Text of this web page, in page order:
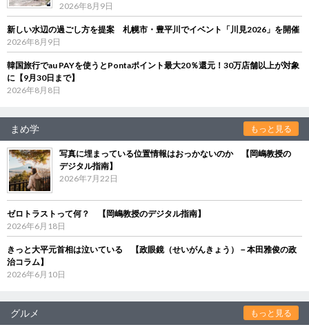
2026年8月9日
新しい水辺の過ごし方を提案 札幌市・豊平川でイベント「川見2026」を開催
2026年8月9日
韓国旅行でau PAYを使うとPontaポイント最大20％還元！30万店舗以上が対象
に【9月30日まで】
2026年8月8日
まめ学 もっと見る
写真に埋まっている位置情報はおっかないのか 【岡嶋教授の
デジタル指南】
2026年7月22日
ゼロトラストって何？ 【岡嶋教授のデジタル指南】
2026年6月18日
きっと大平元首相は泣いている 【政眼鏡（せいがんきょう）－本田雅俊の政
治コラム】
2026年6月10日
グルメ もっと見る